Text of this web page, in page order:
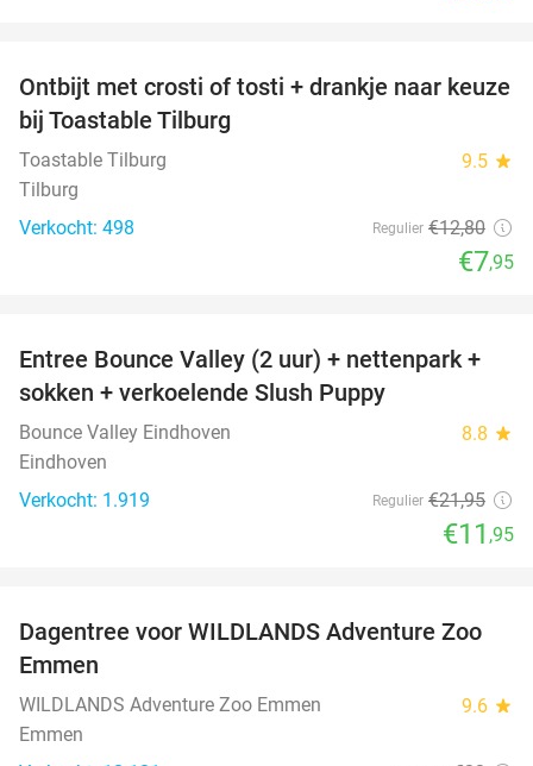
38%
Ontbijt met crosti of tosti + drankje naar keuze
bij Toastable Tilburg
Toastable Tilburg 9.5 star
Tilburg
Verkocht: 498
Regulier €12,80
€7,95
46%
Entree Bounce Valley (2 uur) + nettenpark +
sokken + verkoelende Slush Puppy
Bounce Valley Eindhoven 8.8 star
Eindhoven
Verkocht: 1.919
Regulier €21,95
€11 ,95
24%
Dagentree voor WILDLANDS Adventure Zoo
Emmen
WILDLANDS Adventure Zoo Emmen 9.6 star
Emmen